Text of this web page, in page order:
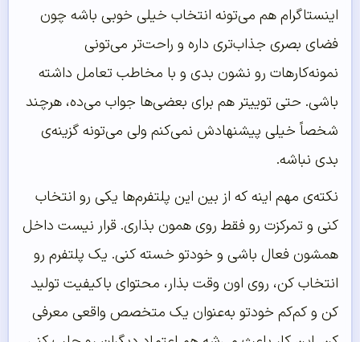
اینستاگرام هم می‌تونه انتخاب خیلی خوبی باشه چون
فضای بصری جذاب‌تری داره و راحت‌تر می‌تونی
نمونه‌کارهات رو نشون بدی و با مخاطب تعامل داشته
باشی. حتی توییتر هم برای بعضی‌ها جواب می‌ده، هرچند
شخصاً خیلی پیشنهادش نمی‌کنم ولی می‌تونه گزینه‌ی
بدی نباشه.
نکته‌ی مهم اینه که از بین این پلتفرم‌ها یکی رو انتخاب
کنی و تمرکزت رو فقط روی همون بذاری. قرار نیست داخل
همشون فعال باشی و خودتو خسته کنی. یک پلتفرم رو
انتخاب کن، روی اون وقت بذار، محتوای باکیفیت تولید
کن و کم‌کم خودتو به‌عنوان یک متخصص واقعی معرفی